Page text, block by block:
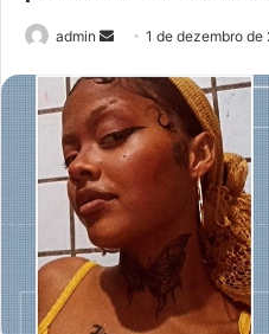
admin
n
d
e
u
m
e
-
m
a
1 de dezembro de